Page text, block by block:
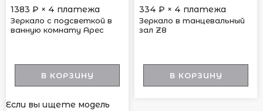
1383 ₽ × 4 платежа
Зеркало с подсветкой в
ванную комнату Арес
В КОРЗИНУ
Если вы ищете модель
334 ₽ × 4 платежа
Зеркало в танцевальный
зал Z8
В КОРЗИНУ